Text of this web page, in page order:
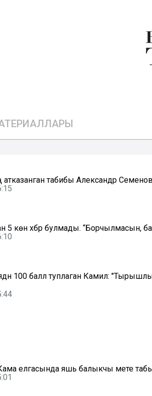
атказанган табибы Александр
5 көн хәбәр булмады.
100 балл туплаган Камилә:
елгасында яшь балыкчы мәете